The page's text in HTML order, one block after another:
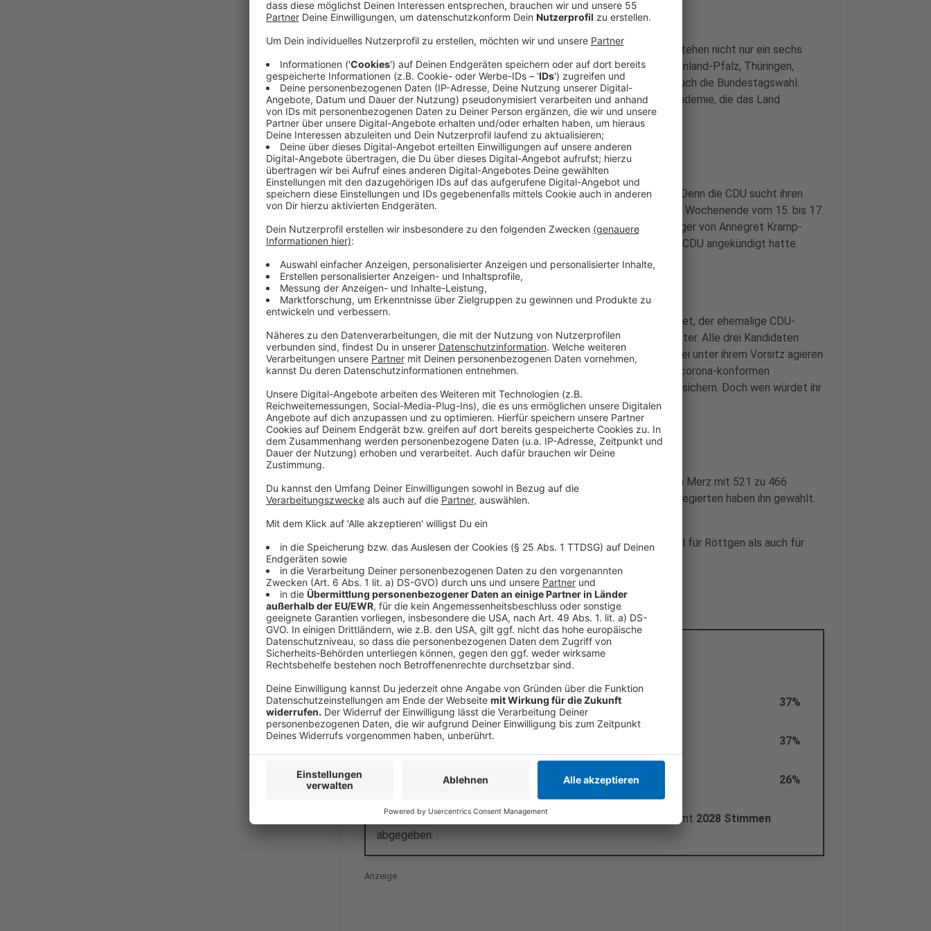
Das Jahr 2021 ist in Deutschland ein wahres Superwahl-Jahr. Es stehen nicht nur ein sechs
Landtagswahlen auf dem Programm (in Baden-Württemberg, Rheinland-Pfalz, Thüringen,
Sachsen-Anhalt, Berlin und Mecklenburg-Vorpommern) sondern auch die Bundestagswahl.
Über allem schwebt aber sicherlich auch weiterhin die Corona-Pandemie, die das Land
Deutschland noch immer im Griff hat.
Anzeige
Allerdings geht es politisch gesehen im Januar schon um einiges: Denn die CDU sucht ihren
neuen Vorsitzenden. Nach mehrmaligen Verschiebungen ist es am Wochenende vom 15. bis 17.
Januar soweit und die Delegierten der Partei wählen den Nachfolger von Annegret Kramp-
Karrenbauer, die Anfang 2020 ihren Rücktritt als Vorsitzender der CDU angekündigt hatte.
Anzeige
Zur Wahl stehen der aktuelle NRW-Ministerpräsident Armin Laschet, der ehemalige CDU-
Vorsitzende Friedrich Merz und Norbert Röttgen. Ex-Umweltminister. Alle drei Kandidaten
haben unterschiedliche Ansichten und Vorstellungen, wie die Partei unter ihrem Vorsitz agieren
soll. In den vergangenen Wochen betrieben die Kandidaten einen corona-konformen
Wahlkampf um sich die nötige Mehrheit unter den Delegierten zu sichern. Doch wen würdet ihr
gerne als CDU-Vorsitzenden haben?
Anzeige
Update:
Armin Laschet gewinnt in einer Stichwahl gegen Friedrich Merz mit 521 zu 466
Stimmen die Wahl zum CDU-Vorsitzenden. 991 der 1001 CDU-Delegierten haben ihn gewählt.
In unserer Umfrage allerdings gab es die meisten Stimmen sowohl für Röttgen als auch für
Anzeige
Wer soll CDU-Vorsitzender werden?
Die Umfrage ist geschlossen. Vielen Dank für Eure Teilnahme
Norbert Röttgen 37%
Friedrich Merz 37%
Armin Laschet 26%
Die Abstimmung ist bereits abgeschlossen. Es wurden insgesamt 2028 Stimmen
abgegeben.
Anzeige